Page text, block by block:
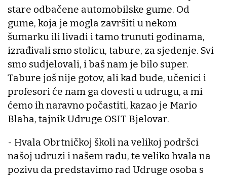
stare odbačene automobilske gume. Od
gume, koja je mogla završiti u nekom
šumarku ili livadi i tamo trunuti godinama,
izrađivali smo stolicu, tabure, za sjedenje. Svi
smo sudjelovali, i baš nam je bilo super.
Tabure još nije gotov, ali kad bude, učenici i
profesori će nam ga dovesti u udrugu, a mi
ćemo ih naravno počastiti, kazao je Mario
Blaha, tajnik Udruge OSIT Bjelovar.
- Hvala Obrtničkoj školi na velikoj podršci
našoj udruzi i našem radu, te veliko hvala na
pozivu da predstavimo rad Udruge osoba s